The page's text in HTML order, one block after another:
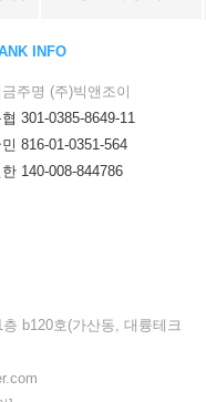
INFO
금주명 (주)빅앤조이
협 301-0385-8649-11
민 816-01-0351-564
한 140-008-844786
b120호(가산동, 대륭테크